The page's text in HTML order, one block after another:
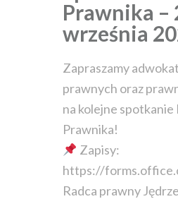
Prawnika –
września
Zapraszamy
prawnych oraz
na kolejne spotkanie
Prawnika!
Zapisy:
https://
Radca prawny